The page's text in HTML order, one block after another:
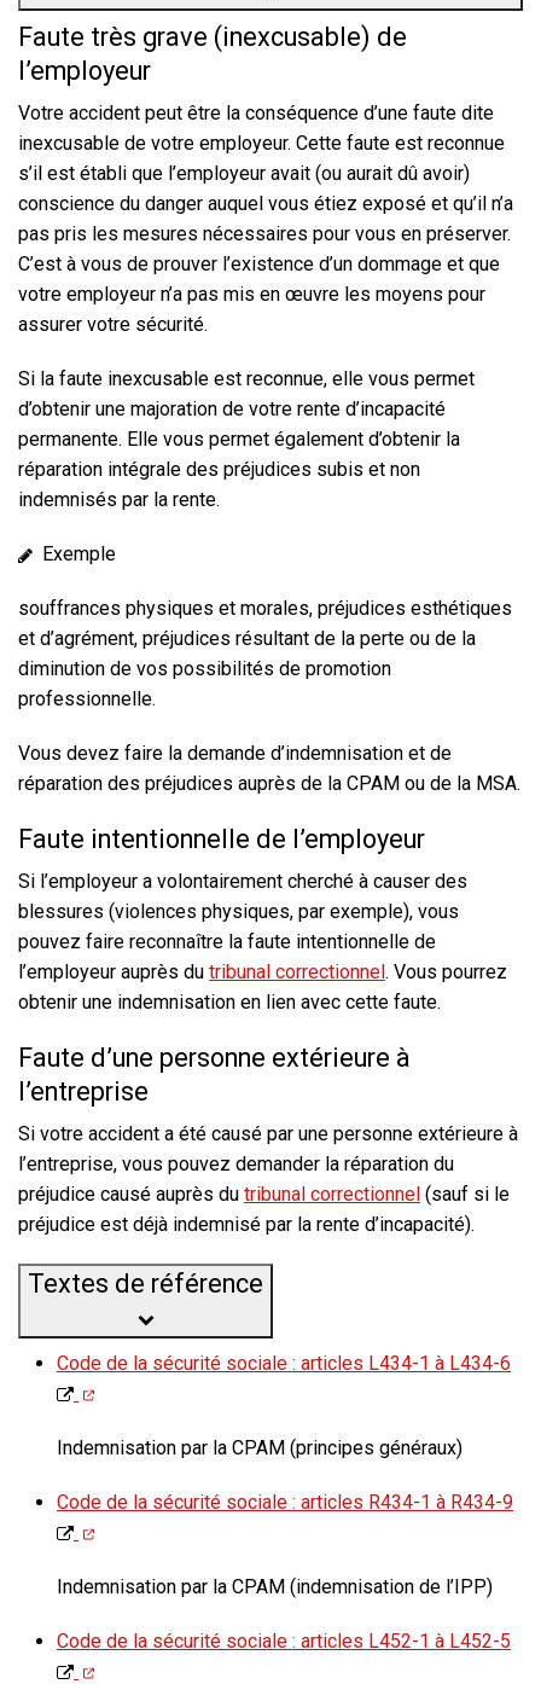
Faute très grave (inexcusable) de
l’employeur
Votre accident peut être la conséquence d’une faute dite
inexcusable de votre employeur. Cette faute est reconnue
s’il est établi que l’employeur avait (ou aurait dû avoir)
conscience du danger auquel vous étiez exposé et qu’il n’a
pas pris les mesures nécessaires pour vous en préserver.
C’est à vous de prouver l’existence d’un dommage et que
votre employeur n’a pas mis en œuvre les moyens pour
assurer votre sécurité.
Si la faute inexcusable est reconnue, elle vous permet
d’obtenir une majoration de votre rente d’incapacité
permanente. Elle vous permet également d’obtenir la
réparation intégrale des préjudices subis et non
indemnisés par la rente.
Exemple
souffrances physiques et morales, préjudices esthétiques
et d’agrément, préjudices résultant de la perte ou de la
diminution de vos possibilités de promotion
professionnelle.
Vous devez faire la demande d’indemnisation et de
réparation des préjudices auprès de la CPAM ou de la MSA.
Faute intentionnelle de l’employeur
Si l’employeur a volontairement cherché à causer des
blessures (violences physiques, par exemple), vous
pouvez faire reconnaître la faute intentionnelle de
l’employeur auprès du tribunal correctionnel . Vous pourrez
obtenir une indemnisation en lien avec cette faute.
Faute d’une personne extérieure à
l’entreprise
Si votre accident a été causé par une personne extérieure à
l’entreprise, vous pouvez demander la réparation du
préjudice causé auprès du tribunal correctionnel (sauf si le
préjudice est déjà indemnisé par la rente d’incapacité).
Textes de référence
Code de la sécurité sociale : articles L434-1 à L434-6
Indemnisation par la CPAM (principes généraux)
Code de la sécurité sociale : articles R434-1 à R434-9
Indemnisation par la CPAM (indemnisation de l’IPP)
Code de la sécurité sociale : articles L452-1 à L452-5